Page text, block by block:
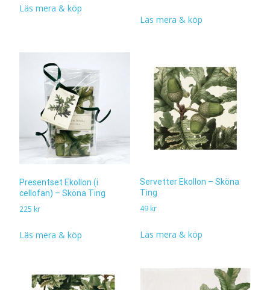
Läs mera & köp
Läs mera & köp
Presentset Ekollon (i
cellofan) – Sköna Ting
225 kr
Läs mera & köp
Servetter Ekollon – Sköna
Ting
49 kr
Läs mera & köp